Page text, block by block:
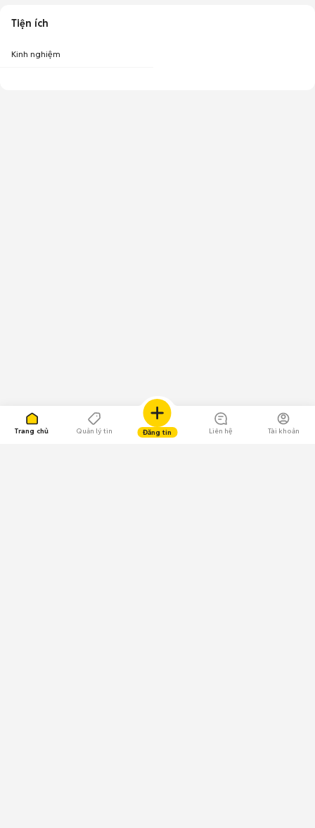
Trang chủ Quản lý tin Đăng tin Liên hệ Tài khoản
Tiện ích
Kinh nghiệm